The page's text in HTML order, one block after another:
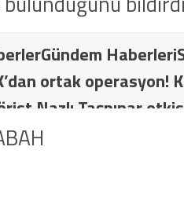
ortak operasyon!
Nazlı Taşpınar
MİT ve TSK’dan